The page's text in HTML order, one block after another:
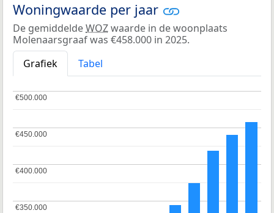
Woningwaarde per jaar
De gemiddeldeWOZwaarde in de woonplaats
Molenaarsgraaf was €458.000 in 2025.
Grafiek
Tabel
€350.000
€350.000
€400.000
€400.000
€450.000
€450.000
€500.000
€500.000